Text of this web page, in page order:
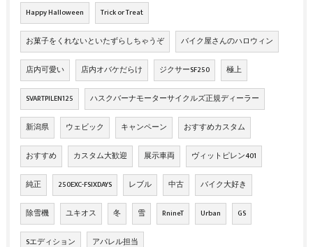
Happy Halloween Trick or Treat
お菓子をくれないといたずらしちゃうぞ バイク屋さんのハロウィン
店内可愛い 店内オバケだらけ ジクサーSF250 極上
SVARTPILEN125 ハスクバーナモーターサイクルズ正規ディーラー
新潟県 ウェビック キャンペーン おすすめカスタム
おすすめ カスタム大歓迎 展示車両 ヴィットピレン401
純正 250EXC-FSIXDAYS レブル 中古 バイク大好き
除雪機 ユキオス 冬 雪 RnineT Urban GS
Sエディション アパレル担当